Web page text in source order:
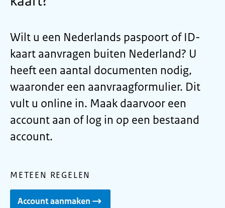
Wilt u een Nederlands paspoort of ID-
kaart aanvragen buiten Nederland? U
heeft een aantal documenten nodig,
waaronder een aanvraagformulier. Dit
vult u online in. Maak daarvoor een
account aan of log in op een bestaand
account.
METEEN REGELEN
Account aanmaken